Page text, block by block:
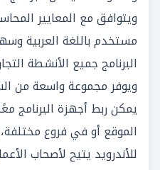
ويتوافق مع المعايير
مستخدم باللغة العربية
البرنامج جميع الأنشطة
ويوفر مجموعة واسعة من
يمكن ربط أجهزة البرنامج
الموقع أو في فروع
للأندرويد يتيح لأصحاب